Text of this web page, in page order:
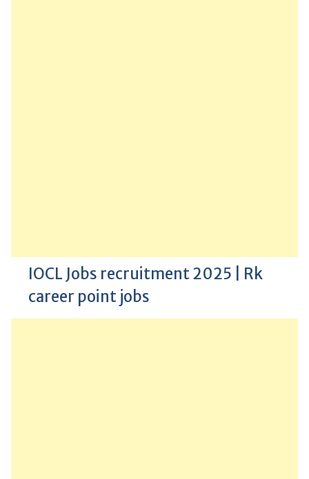
IOCL Jobs recruitment 2025 | Rk
career point jobs